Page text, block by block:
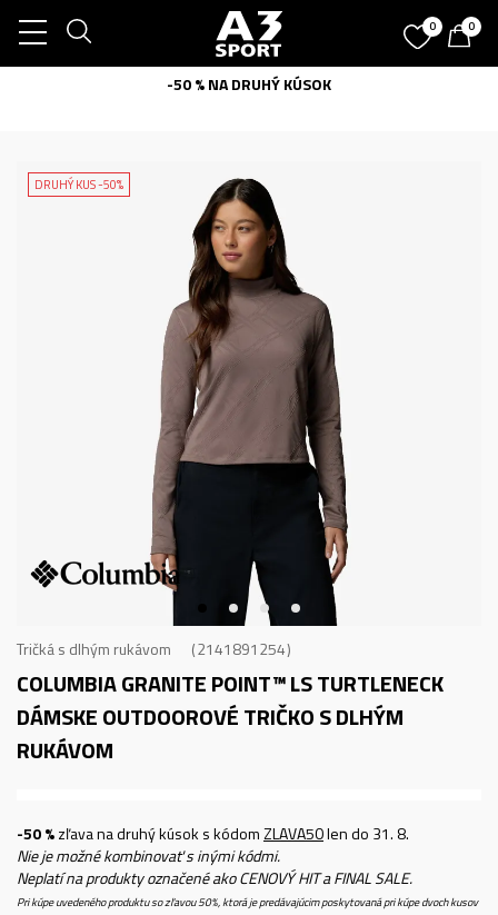
0 0
-50 % NA DRUHÝ KÚSOK
DRUHÝ KUS -50%
Tričká s dlhým rukávom 2141891254
COLUMBIA GRANITE POINT™ LS TURTLENECK
DÁMSKE OUTDOOROVÉ TRIČKO S DLHÝM
RUKÁVOM
-50 %zľava na druhý kúsok s kódomZLAVA50len do 31. 8.
Nie je možné kombinovať s inými kódmi.
Neplatí na produkty označené ako CENOVÝ HIT a FINAL SALE.
Pri kúpe uvedeného produktu so zľavou 50%, ktorá je predávajúcim poskytovaná pri kúpe dvoch kusov